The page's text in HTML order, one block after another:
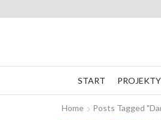
START
Home Posts Tagged